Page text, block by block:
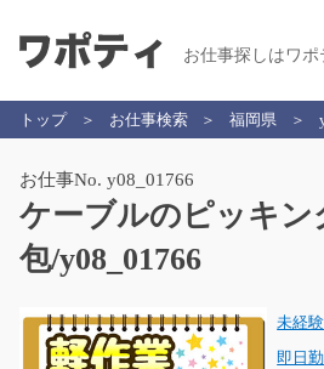
お仕事探しはワポ
トップ お仕事検索 福岡県
お仕事No. y08_01766
ケーブルのピッキン
包/y08_01766
未経
即日